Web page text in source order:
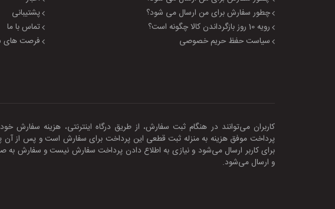
چطور سفارش برای من ارسال می شود؟
رویه 10 روز بازگرداندن کالا چگونه است؟
سیاست حفظ حریم خصوصی
پشتیبانی
تماس با ما
فرصت های
کاربران می‌توانند در هنگام ثبت سفارش، از طریق درگاه اینترنتی، هزینه سفارش
پرداخت موفق هزینه به منزله ثبت قطعی این پرداخت برای سفارش است و پس از آن
برای کاربر ارسال می‌شود و نیازی به اطلاع‌ دادن پرداخت سفارش نیست و سفارش به
و ارسال می‏‌شود.